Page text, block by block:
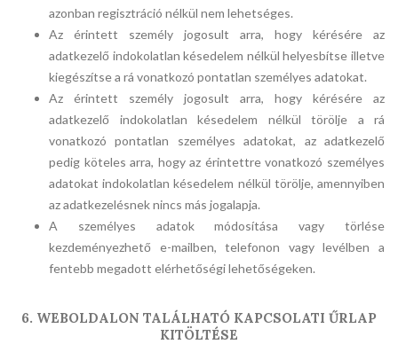
azonban regisztráció nélkül nem lehetséges.
Az érintett személy jogosult arra, hogy kérésére az
adatkezelő indokolatlan késedelem nélkül helyesbítse illetve
kiegészítse a rá vonatkozó pontatlan személyes adatokat.
Az érintett személy jogosult arra, hogy kérésére az
adatkezelő indokolatlan késedelem nélkül törölje a rá
vonatkozó pontatlan személyes adatokat, az adatkezelő
pedig köteles arra, hogy az érintettre vonatkozó személyes
adatokat indokolatlan késedelem nélkül törölje, amennyiben
az adatkezelésnek nincs más jogalapja.
A személyes adatok módosítása vagy törlése
kezdeményezhető e-mailben, telefonon vagy levélben a
fentebb megadott elérhetőségi lehetőségeken.
6. WEBOLDALON TALÁLHATÓ KAPCSOLATI ŰRLAP
KITÖLTÉSE